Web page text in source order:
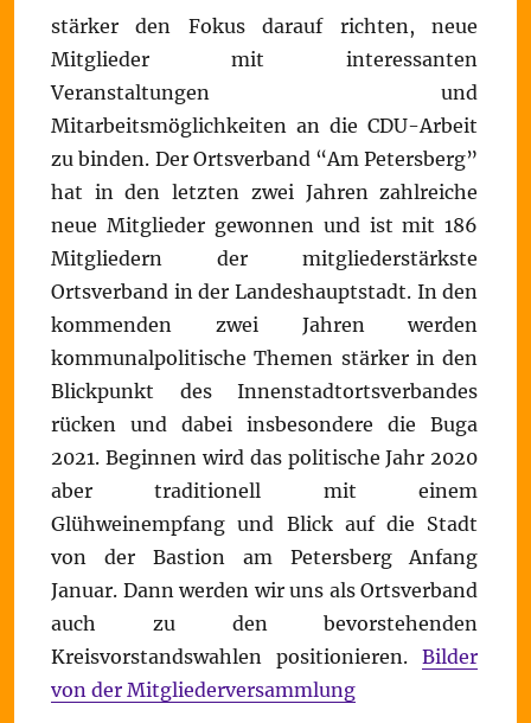
stärker den Fokus darauf richten, neue
Mitglieder mit interessanten
Veranstaltungen und
Mitarbeitsmöglichkeiten an die CDU-Arbeit
zu binden. Der Ortsverband “Am Petersberg”
hat in den letzten zwei Jahren zahlreiche
neue Mitglieder gewonnen und ist mit 186
Mitgliedern der mitgliederstärkste
Ortsverband in der Landeshauptstadt. In den
kommenden zwei Jahren werden
kommunalpolitische Themen stärker in den
Blickpunkt des Innenstadtortsverbandes
rücken und dabei insbesondere die Buga
2021. Beginnen wird das politische Jahr 2020
aber traditionell mit einem
Glühweinempfang und Blick auf die Stadt
von der Bastion am Petersberg Anfang
Januar. Dann werden wir uns als Ortsverband
auch zu den bevorstehenden
Kreisvorstandswahlen positionieren.Bilder
von der Mitgliederversammlung